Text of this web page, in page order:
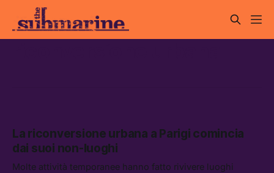
La riconversione urbana a Parigi comincia
dai suoi non-luoghi
Molte attività temporanee hanno fatto rivivere luoghi